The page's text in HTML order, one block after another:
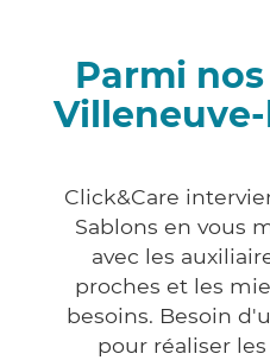
Parmi
Click&Care
Sablons en vous
avec les
proches et les
besoins. Besoin
pour réaliser